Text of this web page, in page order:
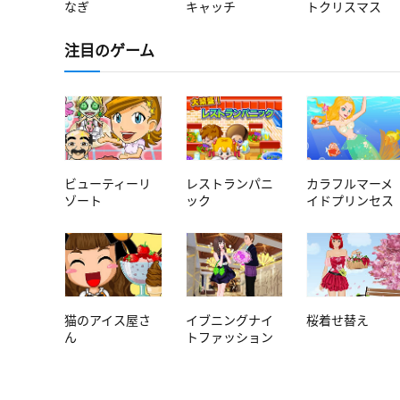
なぎ キャッチ トクリスマス
注目のゲーム
ビューティーリ
ゾート
レストランパニ
ック
カラフルマーメ
イドプリンセス
猫のアイス屋さ
ん
イブニングナイ
トファッション
桜着せ替え